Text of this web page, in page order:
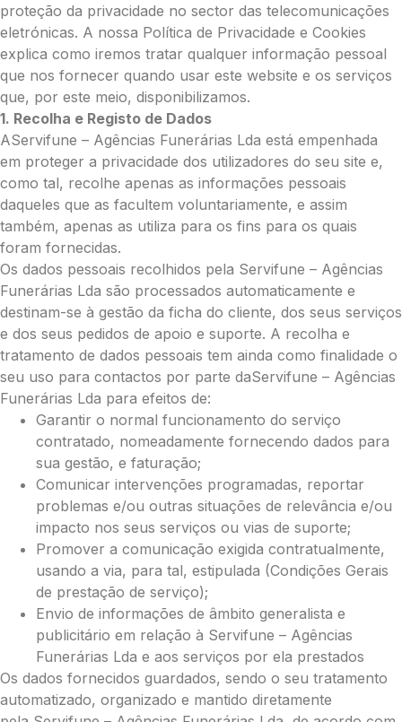
Pague já com PayPal
Envie Flores
Alexandre Rocha Pires
Neste Formulário, você paga de imediato
proteção da privacidade no sector das telecomunicações
eletrónicas. A nossa Política de Privacidade e Cookies
explica como iremos tratar qualquer informação pessoal
que nos fornecer quando usar este website e os serviços
que, por este meio, disponibilizamos.
1. Recolha e Registo de Dados
AServifune – Agências Funerárias Lda está empenhada
em proteger a privacidade dos utilizadores do seu site e,
como tal, recolhe apenas as informações pessoais
daqueles que as facultem voluntariamente, e assim
também, apenas as utiliza para os fins para os quais
foram fornecidas.
Os dados pessoais recolhidos pela Servifune – Agências
Funerárias Lda são processados automaticamente e
destinam-se à gestão da ficha do cliente, dos seus serviços
e dos seus pedidos de apoio e suporte. A recolha e
tratamento de dados pessoais tem ainda como finalidade o
seu uso para contactos por parte daServifune – Agências
Funerárias Lda para efeitos de:
Garantir o normal funcionamento do serviço
contratado, nomeadamente fornecendo dados para
sua gestão, e faturação;
Comunicar intervenções programadas, reportar
problemas e/ou outras situações de relevância e/ou
impacto nos seus serviços ou vias de suporte;
Promover a comunicação exigida contratualmente,
usando a via, para tal, estipulada (Condições Gerais
de prestação de serviço);
Envio de informações de âmbito generalista e
publicitário em relação à Servifune – Agências
Funerárias Lda e aos serviços por ela prestados
Os dados fornecidos guardados, sendo o seu tratamento
automatizado, organizado e mantido diretamente